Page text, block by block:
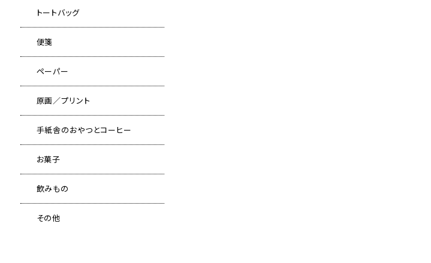
トートバッグ
便箋
ペーパー
原画／プリント
手紙舎のおやつとコーヒー
お菓子
飲みもの
その他